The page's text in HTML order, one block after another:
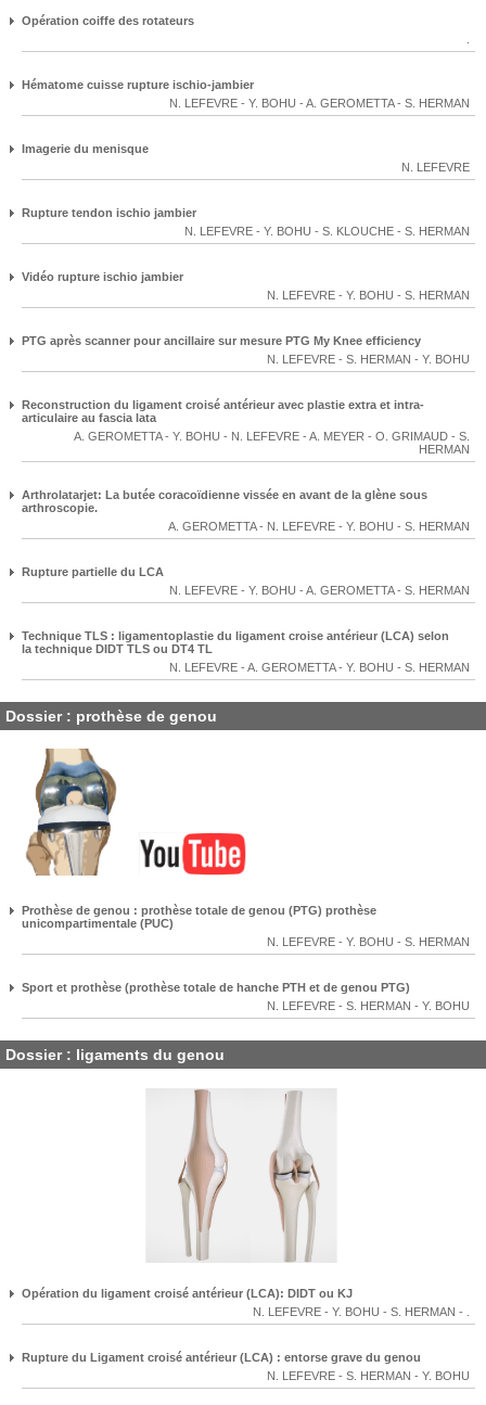
Opération coiffe des rotateurs
Hématome cuisse rupture ischio-jambier
N. LEFEVRE - Y. BOHU - A. GEROMETTA- S. HERMAN
Imagerie du menisque
N. LEFEVRE
Rupture tendon ischio jambier
N. LEFEVRE - Y. BOHU - S. KLOUCHE - S. HERMAN
Vidéo rupture ischio jambier
N. LEFEVRE - Y. BOHU - S. HERMAN
PTG après scanner pour ancillaire sur mesure PTG My Knee efficiency
N. LEFEVRE - S. HERMAN - Y. BOHU
Reconstruction du ligament croisé antérieur avec plastie extra et intra-
articulaire au fascia lata
A. GEROMETTA- Y. BOHU - N. LEFEVRE - A. MEYER - O. GRIMAUD - S.
HERMAN
Arthrolatarjet: La butée coracoïdienne vissée en avant de la glène sous
arthroscopie.
A. GEROMETTA- N. LEFEVRE - Y. BOHU - S. HERMAN
Rupture partielle du LCA
N. LEFEVRE - Y. BOHU - A. GEROMETTA- S. HERMAN
Technique TLS : ligamentoplastie du ligament croise antérieur (LCA) selon
la technique DIDT TLS ou DT4 TL
N. LEFEVRE - A. GEROMETTA- Y. BOHU - S. HERMAN
Dossier : prothèse de genou
Prothèse de genou : prothèse totale de genou (PTG) prothèse
unicompartimentale (PUC)
N. LEFEVRE - Y. BOHU - S. HERMAN
Sport et prothèse (prothèse totale de hanche PTH et de genou PTG)
N. LEFEVRE - S. HERMAN - Y. BOHU
Dossier : ligaments du genou
Opération du ligament croisé antérieur (LCA): DIDT ou KJ
N. LEFEVRE - Y. BOHU - S. HERMAN -
Rupture du Ligament croisé antérieur (LCA) : entorse grave du genou
N. LEFEVRE - S. HERMAN - Y. BOHU